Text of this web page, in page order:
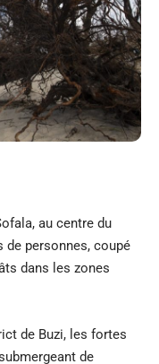
au centre du
personnes, coupé
dans les zones
de Buzi, les fortes
de